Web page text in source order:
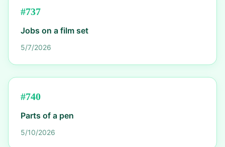
#737
Jobs on a film set
5/7/2026
#740
Parts of a pen
5/10/2026